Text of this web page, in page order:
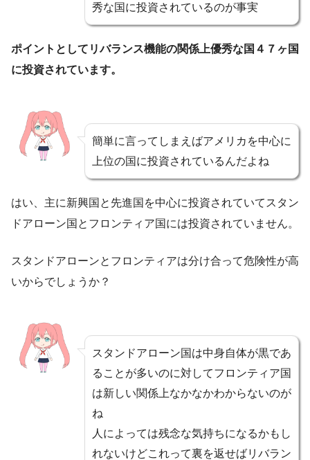
秀な国に投資されているのが事実
ポイントとしてリバランス機能の関係上優秀な国４７ヶ国
に投資されています。
簡単に言ってしまえばアメリカを中心に
上位の国に投資されているんだよね
はい、主に新興国と先進国を中心に投資されていてスタン
ドアローン国とフロンティア国には投資されていません。
スタンドアローンとフロンティアは分け合って危険性が高
いからでしょうか？
スタンドアローン国は中身自体が黒であ
ることが多いのに対してフロンティア国
は新しい関係上なかなかわからないのが
ね
人によっては残念な気持ちになるかもし
れないけどこれって裏を返せばリバラン